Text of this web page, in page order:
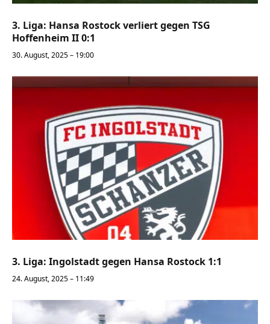
3. Liga: Hansa Rostock verliert gegen TSG
Hoffenheim II 0:1
30. August, 2025 – 19:00
3. Liga: Ingolstadt gegen Hansa Rostock 1:1
24. August, 2025 – 11:49